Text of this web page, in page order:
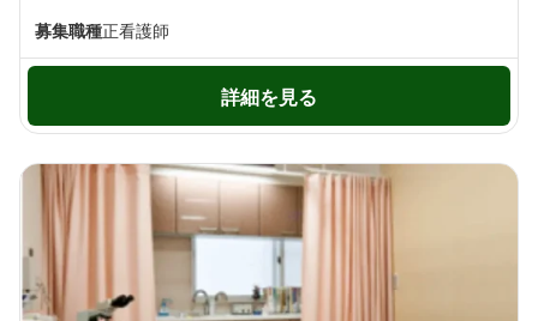
募集職種正看護師
詳細を見る